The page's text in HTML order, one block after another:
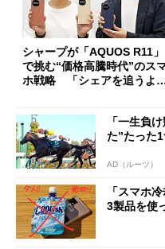
シャープが「AQUOS R11」
で挑む“価格高騰時代”のス
ホ戦略 「シェアを追うよ
「一生負
た”たった
AD（ルーツ）
「スマホ
3製品を使